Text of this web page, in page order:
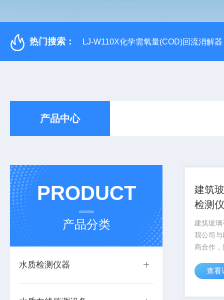
热门搜索： LJ-W110X化学需氧量(COD)回流消解器
产品中心
PRODUCT
产品分类
水质检测仪器
建筑
检测仪
建筑玻
我公司
商合作
它应用
很高的
查看